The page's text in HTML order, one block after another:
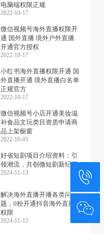
电脑端权限正规
2022-10-17
微信视频号海外直播权限开
通 国外直播 境外户外直播
开通官方授权
2022-10-17
小红书海外直播权限开通 国
外直播开通 境外直播白名单
正规官方
2022-10-17
微信视频号小店开通美妆滋
补食品文玩类目资质申请商
品上架橱窗
2022-10-05
好省短剧项目介绍资料：引
领潮流，共创微短剧新纪元
2024-11-13
‌解决海外直播开播各类问
题，0粉开通抖音海外直播
权限
2024-11-12